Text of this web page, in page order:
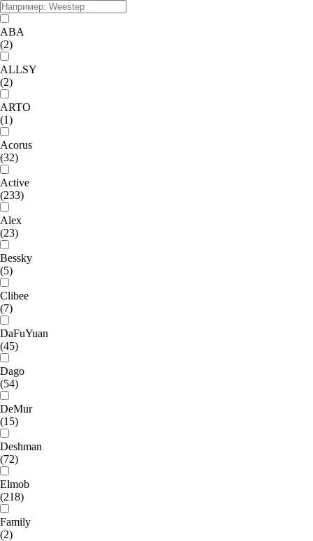
ABA
(2)
ALLSY
(2)
ARTO
(1)
Acorus
(32)
Active
(233)
Alex
(23)
Bessky
(5)
Clibee
(7)
DaFuYuan
(45)
Dago
(54)
DeMur
(15)
Deshman
(72)
Elmob
(218)
Family
(2)